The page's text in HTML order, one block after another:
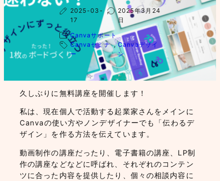
2025-03-
17
2025年3月24
日
Canvaサポート
Canvaセミナ
ー
, Canvaデザイ
ン
久しぶりに無料講座を開催します！
私は、現在個人で活動する起業家さんをメインに
Canvaの使い方やノンデザイナーでも「伝わるデ
ザイン」を作る方法を伝えています。
動画制作の講座だったり、電子書籍の講座、LP制
作の講座などなどに呼ばれ、それぞれのコンテン
ツに合った内容を提供したり、個々の相談内容に